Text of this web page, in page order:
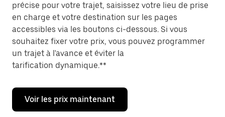
précise pour votre trajet, saisissez votre lieu de prise
en charge et votre destination sur les pages
accessibles via les boutons ci-dessous. Si vous
souhaitez fixer votre prix, vous pouvez programmer
un trajet à l'avance et éviter la
tarification dynamique.**
Voir les prix maintenant